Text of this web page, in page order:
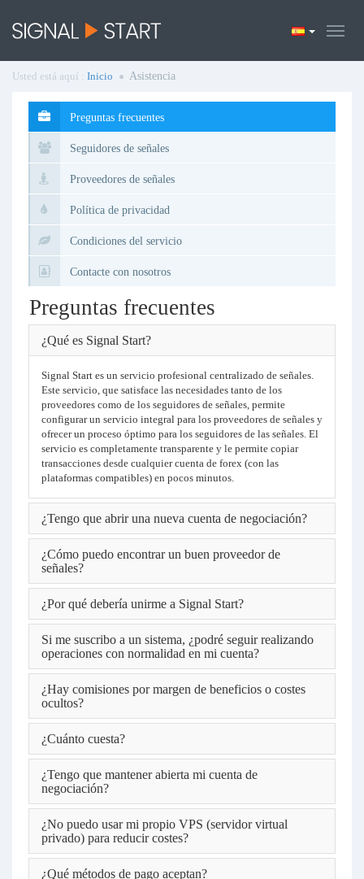
Usted está aquí : Inicio Asistencia
Preguntas frecuentes
Seguidores de señales
Proveedores de señales
Política de privacidad
Condiciones del servicio
Contacte con nosotros
Preguntas frecuentes
¿Qué es Signal Start?
Signal Start es un servicio profesional centralizado de señales.
Este servicio, que satisface las necesidades tanto de los
proveedores como de los seguidores de señales, permite
configurar un servicio integral para los proveedores de señales y
ofrecer un proceso óptimo para los seguidores de las señales. El
servicio es completamente transparente y le permite copiar
transacciones desde cualquier cuenta de forex (con las
plataformas compatibles) en pocos minutos.
¿Tengo que abrir una nueva cuenta de negociación?
¿Cómo puedo encontrar un buen proveedor de
señales?
¿Por qué debería unirme a Signal Start?
Si me suscribo a un sistema, ¿podré seguir realizando
operaciones con normalidad en mi cuenta?
¿Hay comisiones por margen de beneficios o costes
ocultos?
¿Cuánto cuesta?
¿Tengo que mantener abierta mi cuenta de
negociación?
¿No puedo usar mi propio VPS (servidor virtual
privado) para reducir costes?
¿Qué métodos de pago aceptan?